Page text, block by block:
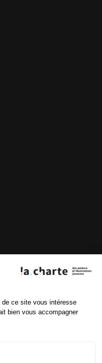
de ce site vous intéresse
bien vous accompagner